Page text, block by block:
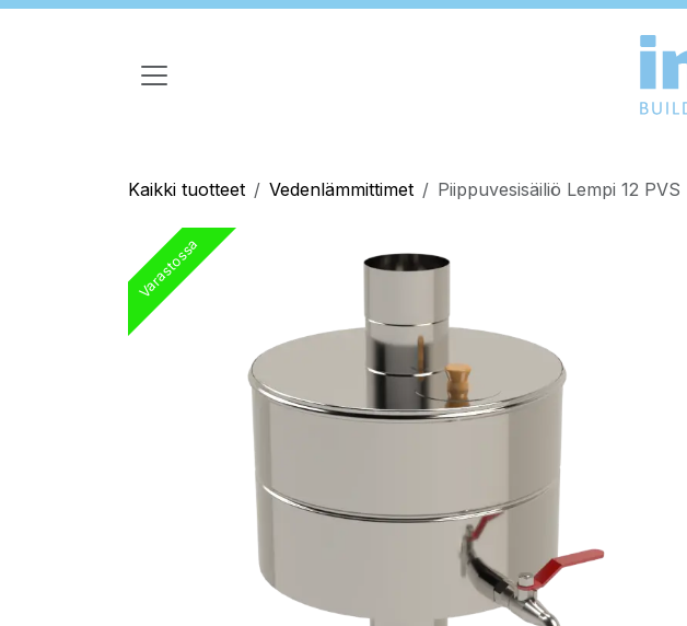
Siirry sisältöön
Kaikki tuotteet Vedenlämmittimet Piippuvesisäiliö Lempi 12 PVS
Varastossa